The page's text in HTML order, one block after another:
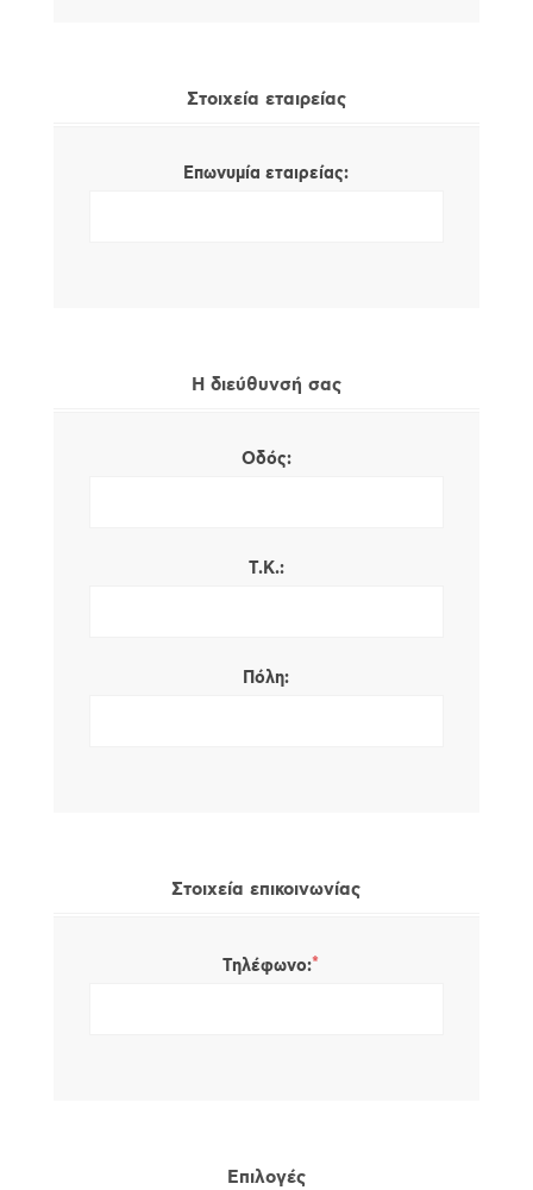
Στοιχεία εταιρείας
Επωνυμία εταιρείας:
Η διεύθυνσή σας
Οδός:
Τ.Κ.:
Πόλη:
Στοιχεία επικοινωνίας
Τηλέφωνο:*
Επιλογές